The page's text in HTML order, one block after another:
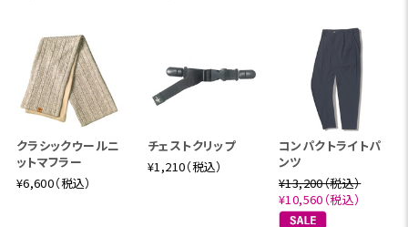
クラシックウールニ
ットマフラー
¥6,600（税込）
チェストクリップ
¥1,210（税込）
コンパクトライトパ
ンツ
¥13,200（税込）
¥10,560（税込）